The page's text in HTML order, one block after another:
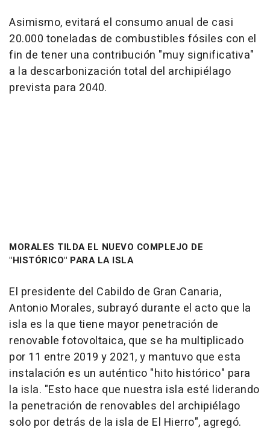
Asimismo, evitará el consumo anual de casi
20.000 toneladas de combustibles fósiles con el
fin de tener una contribución "muy significativa"
a la descarbonización total del archipiélago
prevista para 2040.
MORALES TILDA EL NUEVO COMPLEJO DE
"HISTÓRICO" PARA LA ISLA
El presidente del Cabildo de Gran Canaria,
Antonio Morales, subrayó durante el acto que la
isla es la que tiene mayor penetración de
renovable fotovoltaica, que se ha multiplicado
por 11 entre 2019 y 2021, y mantuvo que esta
instalación es un auténtico "hito histórico" para
la isla. "Esto hace que nuestra isla esté liderando
la penetración de renovables del archipiélago
solo por detrás de la isla de El Hierro", agregó.